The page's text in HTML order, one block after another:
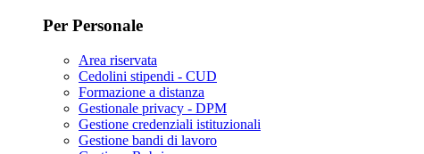
Per Personale
Area riservata
Cedolini stipendi - CUD
Formazione a distanza
Gestionale privacy - DPM
Gestione credenziali istituzionali
Gestione bandi di lavoro